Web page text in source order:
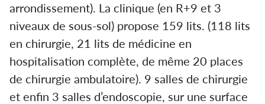
arrondissement). La clinique (en R+9 et 3
niveaux de sous-sol) propose 159 lits. (118 lits
en chirurgie, 21 lits de médicine en
hospitalisation complète, de même 20 places
de chirurgie ambulatoire). 9 salles de chirurgie
et enfin 3 salles d’endoscopie, sur une surface